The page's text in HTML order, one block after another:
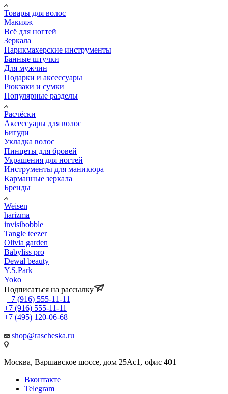
Товары для волос
Макияж
Всё для ногтей
Зеркала
Парикмахерские инструменты
Банные штучки
Для мужчин
Подарки и аксессуары
Рюкзаки и сумки
Популярные разделы
Расчёски
Аксессуары для волос
Бигуди
Укладка волос
Пинцеты для бровей
Украшения для ногтей
Инструменты для маникюра
Карманные зеркала
Бренды
Weisen
harizma
invisibobble
Tangle teezer
Olivia garden
Babyliss pro
Dewal beauty
Y.S.Park
Yoko
Подписаться на рассылку
+7 (916) 555-11-11
+7 (916) 555-11-11
+7 (495) 120-06-68
shop@rascheska.ru
Москва, Варшавское шоссе, дом 25Аc1, офис 401
Вконтакте
Telegram